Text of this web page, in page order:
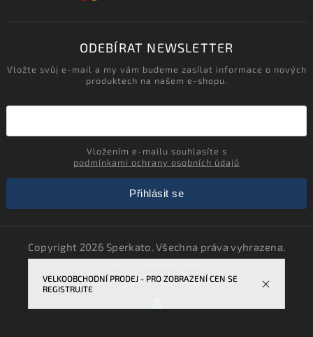
VELKOOBCHODNÍ PRODEJ - PRO ZOBRAZENÍ CEN SE
REGISTRUJTE
ODEBÍRAT NEWSLETTER
Vložte svůj e-mail a my vám budeme zasílat informace o nových
produktech na našem e-shopu.
podmínkami ochrany osobních údajů
Přihlásit se
Copyright 2026 Sperkato. Všechna práva vyhrazena.
VytvořilShoptet| DesignShoptak.cz.